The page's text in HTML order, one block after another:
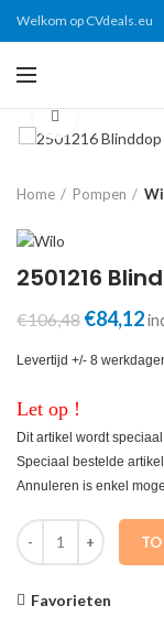
Welkom op CVdeals.eu
Home Pompen
2501216
€106,48
was:
€84,12
is:
Levertijd +/- 8
Let op !
Dit artikel wordt
Speciaal bestelde
Annuleren is enkel
2501216 Blinddop
Favorieten